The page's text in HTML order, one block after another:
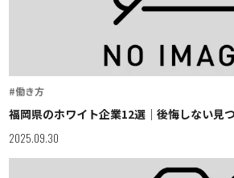
#働き方
福岡県のホワイト企業12選｜後悔しない見
2025.09.30